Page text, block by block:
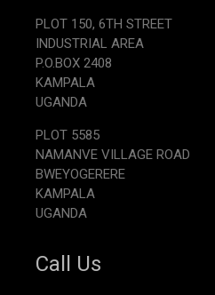
PLOT 150, 6TH STREET
INDUSTRIAL AREA
P.O.BOX 2408
KAMPALA
UGANDA
PLOT 5585
NAMANVE VILLAGE ROAD
BWEYOGERERE
KAMPALA
UGANDA
Call Us